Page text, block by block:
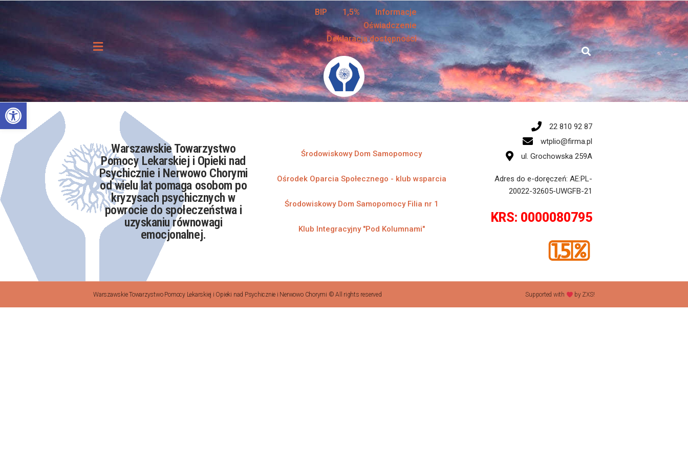
Otwórz pasek narzędzi
BIP 1,5%
Informacje
Oświadczenie
Deklaracja dostępności
Warszawskie Towarzystwo
Pomocy Lekarskiej i Opieki nad
Psychicznie i Nerwowo Chorymi
od wielu lat pomaga osobom po
kryzysach psychicznych w
powrocie do społeczeństwa i
uzyskaniu równowagi
emocjonalnej.​
Środowiskowy Dom Samopomocy​
Ośrodek Oparcia Społecznego - klub wsparcia
Środowiskowy Dom Samopomocy Filia nr 1​
Klub Integracyjny "Pod Kolumnami"​
22 810 92 87
wtplio@firma.pl
ul. Grochowska 259A
Adres do e-doręczeń: AE:PL-
20022-32605-UWGFB-21
KRS: 0000080795
Warszawskie Towarzystwo Pomocy Lekarskiej i Opieki nad Psychicznie i Nerwowo Chorymi © All rights reserved Supported with by ZXS!